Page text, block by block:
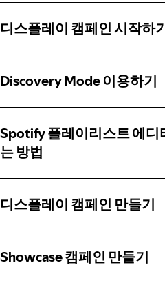
디스플레이 캠페인 시작하
디스플레이 캠페인 시작하
Discovery Mode 이용하기
Discovery Mode 이용하기
Spotify 플레이리스트 에디
는 방법
Spotify 플레이리스트 에디
는 방법
디스플레이 캠페인 만들기
디스플레이 캠페인 만들기
Showcase 캠페인 만들기
Showcase 캠페인 만들기